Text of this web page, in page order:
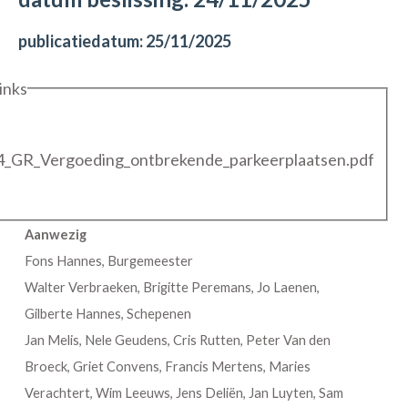
publicatiedatum: 25/11/2025
Aanwezig
Fons Hannes, Burgemeester
Walter Verbraeken, Brigitte Peremans, Jo Laenen,
Gilberte Hannes, Schepenen
Jan Melis, Nele Geudens, Cris Rutten, Peter Van den
Broeck, Griet Convens, Francis Mertens, Maries
Verachtert, Wim Leeuws, Jens Deliën, Jan Luyten, Sam